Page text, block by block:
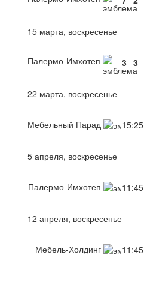
15 марта, воскресенье
Палермо-Имхотеп 3 3
22 марта, воскресенье
Мебельный Парад 15:25
5 апреля, воскресенье
Палермо-Имхотеп 11:45
12 апреля, воскресенье
Мебель-Холдинг 11:45